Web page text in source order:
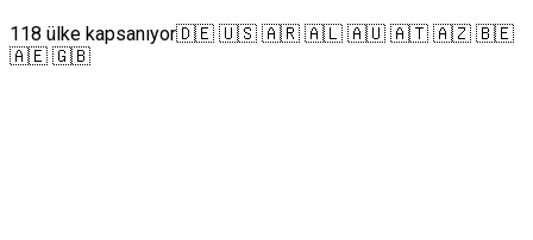
118 ülke kapsanıyor🇩🇪 🇺🇸 🇦🇷 🇦🇱 🇦🇺 🇦🇹 🇦🇿 🇧🇪
🇦🇪 🇬🇧